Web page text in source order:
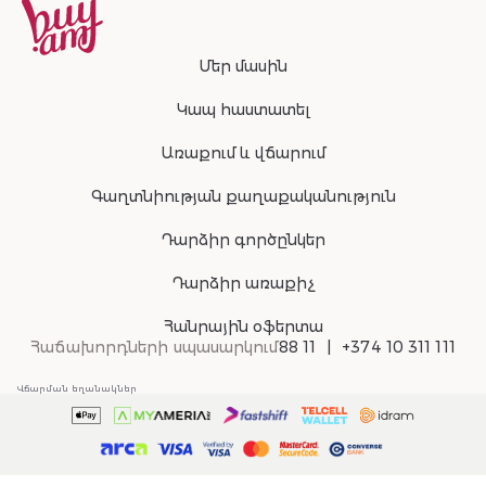
Մեր մասին
Կապ հաստատել
Առաքում և վճարում
Գաղտնիության քաղաքականություն
Դարձիր գործընկեր
Դարձիր առաքիչ
Հանրային օֆերտա
Հաճախորդների սպասարկում88 11 +374 10 311 111
Վճարման եղանակներ